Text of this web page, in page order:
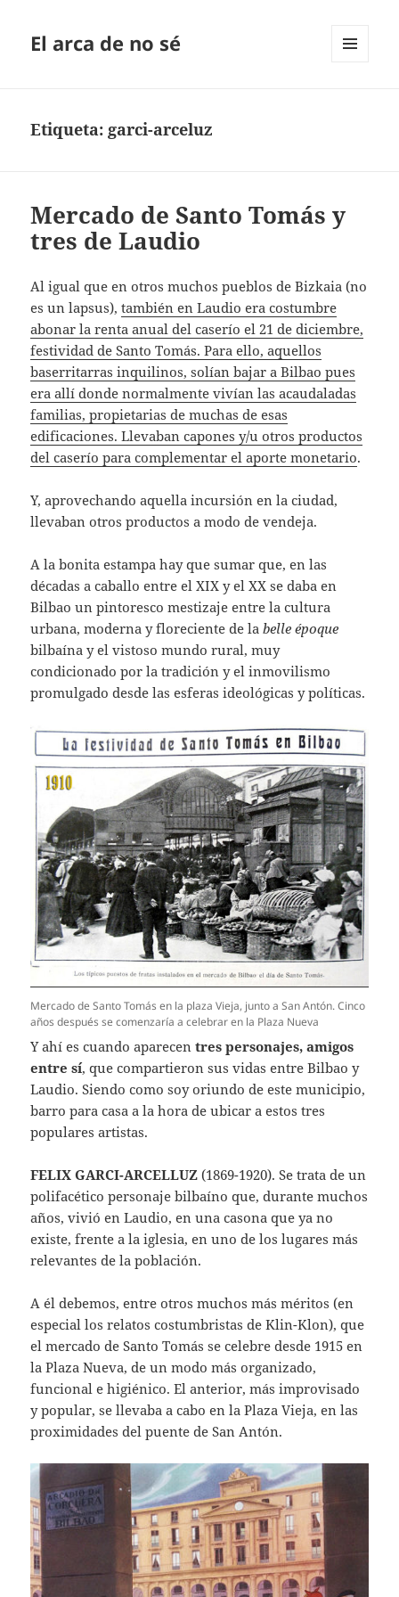
El arca de no sé
Etiqueta: garci-arceluz
Mercado de Santo Tomás y
tres de Laudio
Al igual que en otros muchos pueblos de Bizkaia (no
es un lapsus),también en Laudio era costumbre
abonar la renta anual del caserío el 21 de diciembre,
festividad de Santo Tomás. Para ello, aquellos
baserritarras inquilinos, solían bajar a Bilbao pues
era allí donde normalmente vivían las acaudaladas
familias, propietarias de muchas de esas
edificaciones. Llevaban capones y/u otros productos
del caserío para complementar el aporte monetario.
Y, aprovechando aquella incursión en la ciudad,
llevaban otros productos a modo de vendeja.
A la bonita estampa hay que sumar que, en las
décadas a caballo entre el XIX y el XX se daba en
Bilbao un pintoresco mestizaje entre la cultura
urbana, moderna y floreciente de labelle époque
bilbaína y el vistoso mundo rural, muy
condicionado por la tradición y el inmovilismo
promulgado desde las esferas ideológicas y políticas.
Mercado de Santo Tomás en la plaza Vieja, junto a San Antón. Cinco
años después se comenzaría a celebrar en la Plaza Nueva
Y ahí es cuando aparecen tres personajes, amigos
entre sí, que compartieron sus vidas entre Bilbao y
Laudio. Siendo como soy oriundo de este municipio,
barro para casa a la hora de ubicar a estos tres
populares artistas.
FELIX GARCI-ARCELLUZ (1869-1920). Se trata de un
polifacético personaje bilbaíno que, durante muchos
años, vivió en Laudio, en una casona que ya no
existe, frente a la iglesia, en uno de los lugares más
relevantes de la población.
A él debemos, entre otros muchos más méritos (en
especial los relatos costumbristas de Klin-Klon), que
el mercado de Santo Tomás se celebre desde 1915 en
la Plaza Nueva, de un modo más organizado,
funcional e higiénico. El anterior, más improvisado
y popular, se llevaba a cabo en la Plaza Vieja, en las
proximidades del puente de San Antón.